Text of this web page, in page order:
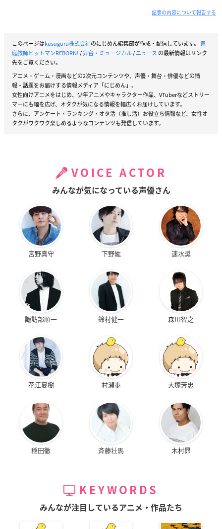
記事の内容について報告する
このページはkusuguru株式会社のにじめん編集部が作成・配信しています。 家
庭教師ヒットマンREBORN!/舞台・ミュージカル/ニュース の最新情報はリンク
先をご覧ください。
アニメ・ゲーム・漫画などの2次元コンテンツや、声優・舞台・俳優などの情
報・話題をお届けする情報メディア「にじめん」。
女性向けアニメをはじめ、少年アニメやキャラクター作品、VTuberなどストリー
マーにも幅を広げ、オタクが気になる情報を幅広くお届けしています。
さらに、アンケート・ランキング・オタ活（推し活）お役立ち情報など、女性オ
タクがワクワク楽しめるようなコンテンツも発信しています。
VOICE ACTOR
みんなが気になっている声優さん
宮野真守 下野紘 速水奨
諏訪部順一 鈴村健一 森川智之
花江夏樹 村瀬歩 大塚芳忠
稲田徹 斉藤壮馬 木村昴
KEYWORDS
みんなが注目しているアニメ・作品たち